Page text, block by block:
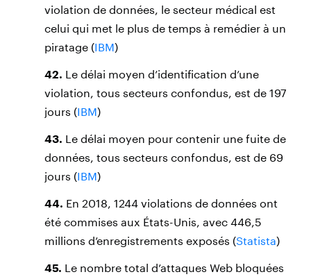
violation de données, le secteur médical est
celui qui met le plus de temps à remédier à un
piratage (IBM)
42. Le délai moyen d’identification d’une
violation, tous secteurs confondus, est de 197
jours (IBM)
43. Le délai moyen pour contenir une fuite de
données, tous secteurs confondus, est de 69
jours (IBM)
44. En 2018, 1244 violations de données ont
été commises aux États-Unis, avec 446,5
millions d’enregistrements exposés (Statista)
45. Le nombre total d’attaques Web bloquées